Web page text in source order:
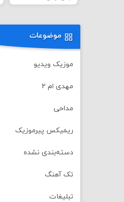
موضوعات
موزیک ویدیو
مهدی ام ۲
مداحی
ریمیکس پیرموزیک
دسته‌بندی نشده
تک آهنگ
تبلیغات